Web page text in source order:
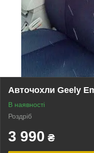
Авточохли Geely
В наявності
Роздріб
3 990 ₴